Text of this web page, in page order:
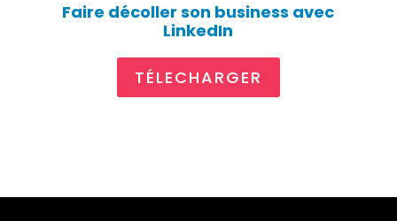
Faire décoller son business avec
LinkedIn
TÉLECHARGER